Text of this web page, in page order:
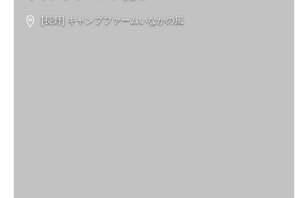
[長野] キャンプファームいなかの風